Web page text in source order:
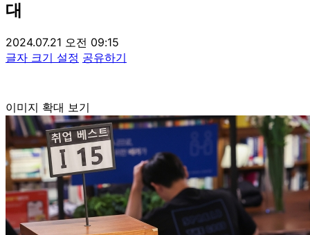
대
2024.07.21 오전 09:15
글자 크기 설정 공유하기
이미지 확대 보기